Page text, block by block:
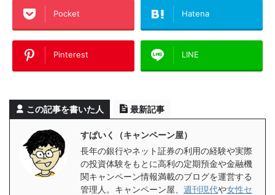
Pocket Hatena
Pinterest LINE
この記事を書いた人 最新記事
すぱいく（キャンペーン屋）
長年の銀行やネット証券の利用の経験や実際
の投資体験をもとに高利の定期預金や金融機
関キャンペーン情報満載のブログを運営する
管理人。キャンペーン屋、 週刊現代や女性セ